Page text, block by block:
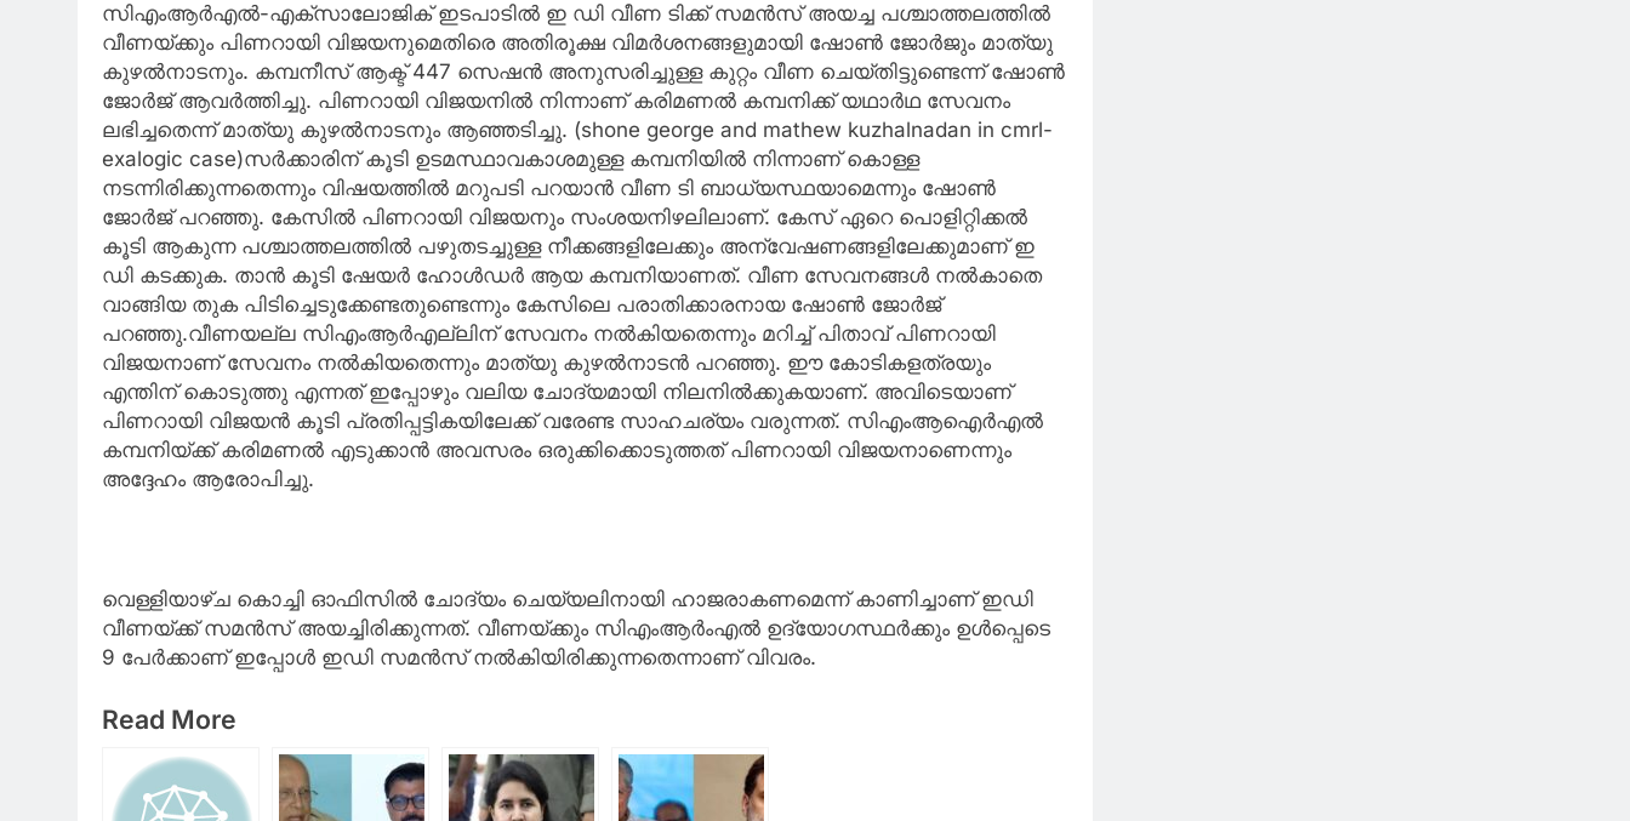
സിഎംആര്‍എല്‍-എക്‌സാലോജിക് ഇടപാടില്‍ ഇ ഡി വീണ ടിക്ക് സമന്‍സ് അയച്ച പശ്ചാത്തലത്തില്‍
വീണയ്ക്കും പിണറായി വിജയനുമെതിരെ അതിരൂക്ഷ വിമര്‍ശനങ്ങളുമായി ഷോണ്‍ ജോര്‍ജും മാത്യു
കുഴല്‍നാടനും. കമ്പനീസ് ആക്ട് 447 സെഷന്‍ അനുസരിച്ചുള്ള കുറ്റം വീണ ചെയ്തിട്ടുണ്ടെന്ന് ഷോണ്‍
ജോര്‍ജ് ആവര്‍ത്തിച്ചു. പിണറായി വിജയനില്‍ നിന്നാണ് കരിമണല്‍ കമ്പനിക്ക് യഥാര്‍ഥ സേവനം
ലഭിച്ചതെന്ന് മാത്യു കുഴല്‍നാടനും ആഞ്ഞടിച്ചു. (shone george and mathew kuzhalnadan in cmrl-
exalogic case)സര്‍ക്കാരിന് കൂടി ഉടമസ്ഥാവകാശമുള്ള കമ്പനിയില്‍ നിന്നാണ് കൊള്ള
നടന്നിരിക്കുന്നതെന്നും വിഷയത്തില്‍ മറുപടി പറയാന്‍ വീണ ടി ബാധ്യസ്ഥയാമെന്നും ഷോണ്‍
ജോര്‍ജ് പറഞ്ഞു. കേസില്‍ പിണറായി വിജയനും സംശയനിഴലിലാണ്. കേസ് ഏറെ പൊളിറ്റിക്കല്‍
കൂടി ആകുന്ന പശ്ചാത്തലത്തില്‍ പഴുതടച്ചുള്ള നീക്കങ്ങളിലേക്കും അന്വേഷണങ്ങളിലേക്കുമാണ് ഇ
ഡി കടക്കുക. താന്‍ കൂടി ഷേയര്‍ ഹോള്‍ഡര്‍ ആയ കമ്പനിയാണത്. വീണ സേവനങ്ങള്‍ നല്‍കാതെ
വാങ്ങിയ തുക പിടിച്ചെടുക്കേണ്ടതുണ്ടെന്നും കേസിലെ പരാതിക്കാരനായ ഷോണ്‍ ജോര്‍ജ്
പറഞ്ഞു.വീണയല്ല സിഎംആര്‍എല്ലിന് സേവനം നല്‍കിയതെന്നും മറിച്ച് പിതാവ് പിണറായി
വിജയനാണ് സേവനം നല്‍കിയതെന്നും മാത്യു കുഴല്‍നാടന്‍ പറഞ്ഞു. ഈ കോടികളത്രയും
എന്തിന് കൊടുത്തു എന്നത് ഇപ്പോഴും വലിയ ചോദ്യമായി നിലനില്‍ക്കുകയാണ്. അവിടെയാണ്
പിണറായി വിജയന്‍ കൂടി പ്രതിപ്പട്ടികയിലേക്ക് വരേണ്ട സാഹചര്യം വരുന്നത്. സിഎംആഐര്‍എല്‍
കമ്പനിയ്ക്ക് കരിമണല്‍ എടുക്കാന്‍ അവസരം ഒരുക്കിക്കൊടുത്തത് പിണറായി വിജയനാണെന്നും
അദ്ദേഹം ആരോപിച്ചു.
വെള്ളിയാഴ്ച കൊച്ചി ഓഫിസില്‍ ചോദ്യം ചെയ്യലിനായി ഹാജരാകണമെന്ന് കാണിച്ചാണ് ഇഡി
വീണയ്ക്ക് സമന്‍സ് അയച്ചിരിക്കുന്നത്. വീണയ്ക്കും സിഎംആര്‍ംഎല്‍ ഉദ്യോഗസ്ഥര്‍ക്കും ഉള്‍പ്പെടെ
9 പേര്‍ക്കാണ് ഇപ്പോള്‍ ഇഡി സമന്‍സ് നല്‍കിയിരിക്കുന്നതെന്നാണ് വിവരം.
Read More